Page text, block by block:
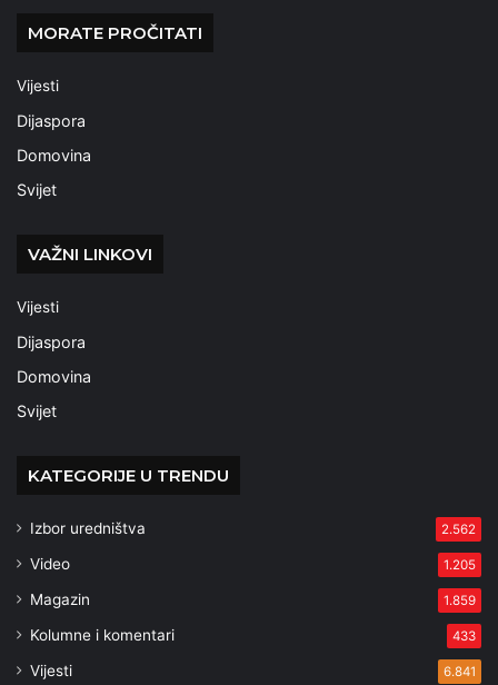
MORATE PROČITATI
Vijesti
Dijaspora
Domovina
Svijet
VAŽNI LINKOVI
Vijesti
Dijaspora
Domovina
Svijet
KATEGORIJE U TRENDU
Izbor uredništva 2.562
Video 1.205
Magazin 1.859
Kolumne i komentari 433
Vijesti 6.841